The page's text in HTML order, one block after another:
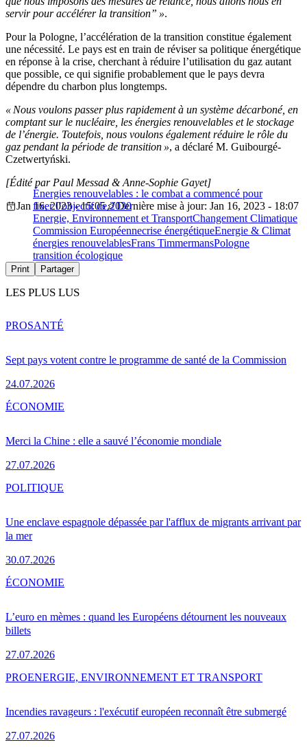
servir pour accélérer la transition” ».
Pour la Pologne, l’accélération de la transition constitue également
une nécessité. Le pays est en train de réviser sa politique énergétique
en réponse à la crise, cherchant à réduire l’utilisation du gaz autant
que possible, ce qui signifie probablement que le pays devra
dépendre du charbon plus longtemps.
« Nous voulons passer plus rapidement à un système décarboné, en
comptant sur le nucléaire, les énergies renouvelables et le stockage
de l’énergie. Toutefois, nous voulons également réduire le rôle du
gaz pendant la période de transition », a déclaré M. Guibourgé-
Czetwertyński.
Énergies renouvelables : le combat a commencé pour
fixer l’objectif de 2030
[Édité par Paul Messad & Anne-Sophie Gayet]
Jan 16, 2023 - 15:05
Dernière mise à jour: Jan 16, 2023 - 18:07
Energie, Environnement et TransportChangement Climatique
Commission Européennecrise énergétiqueEnergie & Climat
énergies renouvelablesFrans TimmermansPologne
transition écologique
Print Partager
LES PLUS LUS
Sept pays votent contre le programme de santé de la Commission
24.07.2026
PROSANTÉ
Merci la Chine : elle a sauvé l’économie mondiale
27.07.2026
ÉCONOMIE
Une enclave espagnole dépassée par l'afflux de migrants arrivant par
la mer
30.07.2026
POLITIQUE
L’euro en mèmes : quand les Européens détournent les nouveaux
billets
27.07.2026
ÉCONOMIE
Incendies ravageurs : l'exécutif européen reconnaît être submergé
27.07.2026
PROENERGIE, ENVIRONNEMENT ET TRANSPORT